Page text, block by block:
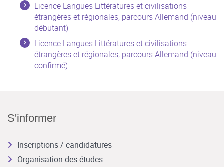
Licence Langues Littératures et civilisations
étrangères et régionales, parcours Allemand (niveau
débutant)
Licence Langues Littératures et civilisations
étrangères et régionales, parcours Allemand (niveau
confirmé)
S'informer
Inscriptions / candidatures
Organisation des études